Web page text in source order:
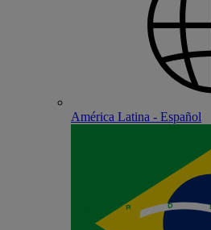
América Latina - Español